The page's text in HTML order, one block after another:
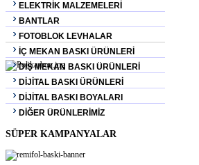
ELEKTRİK MALZEMELERİ
BANTLAR
FOTOBLOK LEVHALAR
İÇ MEKAN BASKI ÜRÜNLERİ
DIŞ MEKAN BASKI ÜRÜNLERİ
DİJİTAL BASKI ÜRÜNLERİ
DİJİTAL BASKI BOYALARI
DİĞER ÜRÜNLERİMİZ
SÜPER KAMPANYALAR